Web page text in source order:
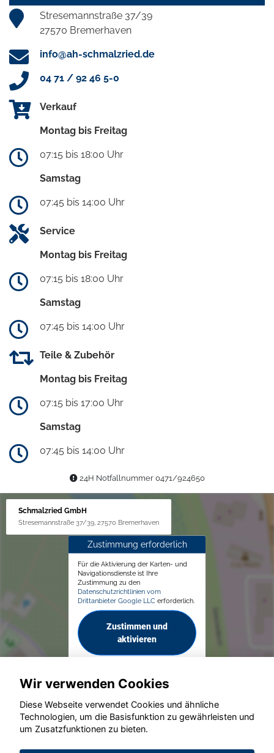
Stresemannstraße 37/39
27570 Bremerhaven
info@ah-schmalzried.de
04 71 / 92 46 5-0
Verkauf
Montag bis Freitag
07:15 bis 18:00 Uhr
Samstag
07:45 bis 14:00 Uhr
Service
Montag bis Freitag
07:15 bis 18:00 Uhr
Samstag
07:45 bis 14:00 Uhr
Teile & Zubehör
Montag bis Freitag
07:15 bis 17:00 Uhr
Samstag
07:45 bis 14:00 Uhr
24H Notfallnummer 0471/924650
Schmalzried GmbH
Stresemannstraße 37/39, 27570 Bremerhaven
Zustimmung erforderlich
Für die Aktivierung der Karten- und
Navigationsdienste ist Ihre
Zustimmung zu den
Datenschutzrichtlinien vom
Drittanbieter Google LLC erforderlich.
Zustimmen und
aktivieren
© konjunkturmotor.de GmbH 2020 - 2026
Wir verwenden Cookies
Diese Webseite verwendet Cookies und ähnliche
Technologien, um die Basisfunktion zu gewährleisten und
um Zusatzfunktionen zu bieten.